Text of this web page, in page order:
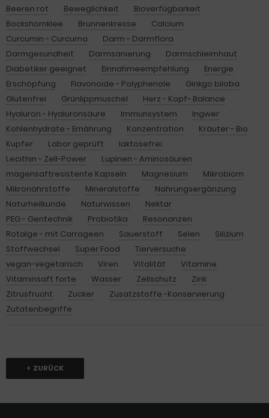
Beeren rot
Beweglichkeit
Bioverfügbarkeit
Bockshornklee
Brunnenkresse
Calcium
Curcumin - Curcuma
Darm - Darmflora
Darmgesundheit
Darmsanierung
Darmschleimhaut
Diabetiker geeignet
Einnahmeempfehlung
Energie
Erschöpfung
Flavonoide - Polyphenole
Ginkgo biloba
Glutenfrei
Grünlippmuschel
Herz - Kopf- Balance
Hyaluron - Hyaluronsäure
Immunsystem
Ingwer
Kohlenhydrate - Ernährung
Konzentration
Kräuter - Bio
Kupfer
Labor geprüft
laktosefrei
Lecithin - Zell-Power
Lupinen - Aminosäuren
magensaftresistente Kapseln
Magnesium
Mikrobiom
Mikronährstoffe
Mineralstoffe
Nahrungsergänzung
Naturheilkunde
Naturwissen
Nektar
PEG - Gentechnik
Probiotika
Resonanzen
Rotalge - mit Carrageen
Sauerstoff Selen
Silizium
Stoffwechsel
Super Food
Tierversuche
vegan-vegetarisch
Viren Vitalität
Vitamine
Vitaminsaft forte
Wasser Zellschutz
Zink
Zitrusfrucht
Zucker
Zusatzstoffe -Konservierung
Zutatenbegriffe
ZURÜCK